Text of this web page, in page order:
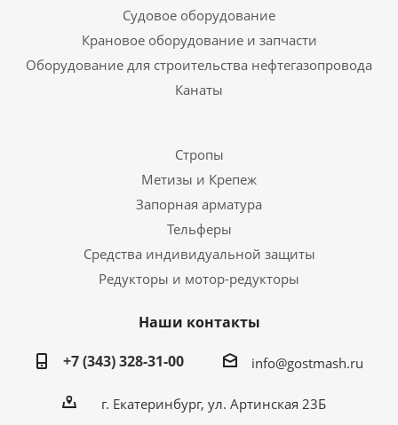
Судовое оборудование
Крановое оборудование и запчасти
Оборудование для строительства нефтегазопровода
Канаты
Стропы
Метизы и Крепеж
Запорная арматура
Тельферы
Средства индивидуальной защиты
Редукторы и мотор-редукторы
Наши контакты
+7 (343) 328-31-00
info@gostmash.ru
г. Екатеринбург, ул. Артинская 23Б